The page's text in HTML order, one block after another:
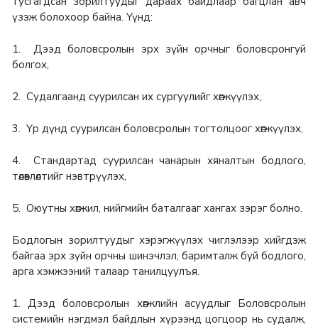
үзэж болохоор байна. Үүнд:
1. Дээд боловсролын эрх зүйн орчныг боловсронгуй
болгох,
2. Судалгаанд суурилсан их сургуулийг хөгжүүлэх,
3. Үр дүнд суурилсан боловсролын тогтолцоог хөгжүүлэх,
4. Стандартад суурилсан чанарын хяналтын бодлого,
төлөвлөлтийг нэвтрүүлэх,
5. Оюутны хөгжил, нийгмийн баталгааг хангах зэрэг болно.
Бодлогын зорилтуудыг хэрэгжүүлэх чиглэлээр хийгдэж
байгаа эрх зүйн орчны шинэчлэл, баримталж буй бодлого,
арга хэмжээний талаар танилцуулъя.
1. Дээд боловсролын хөгжлийн асуудлыг Боловсролын
системийн нэгдмэл байдлын хүрээнд цогцоор нь судалж,